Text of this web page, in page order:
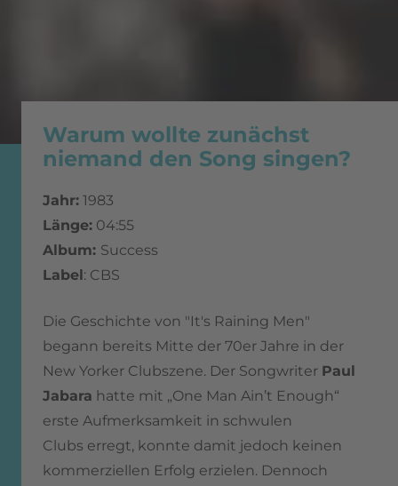
Warum wollte zunächst
niemand den Song singen?
Jahr: 1983
Länge: 04:55
Album: Success
Label : CBS
Die Geschichte von "It's Raining Men"
begann bereits Mitte der 70er Jahre in der
New Yorker Clubszene. Der Songwriter Paul
Jabara hatte mit „One Man Ain’t Enough“
erste Aufmerksamkeit in schwulen
Clubs erregt, konnte damit jedoch keinen
kommerziellen Erfolg erzielen. Dennoch